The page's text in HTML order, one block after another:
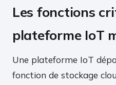
Les fonctions
plateforme IoT
Une plateforme IoT
fonction de stockage